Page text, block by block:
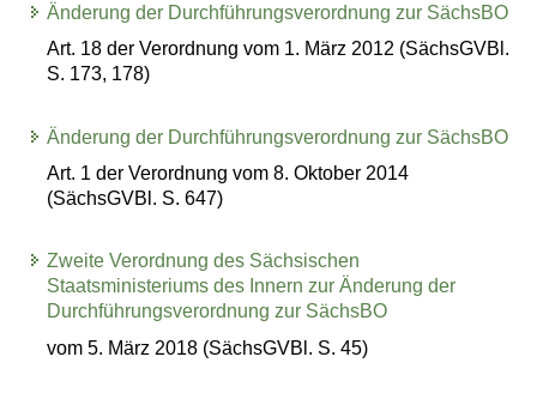
Änderung der Durchführungsverordnung zur SächsBO
Art. 18 der Verordnung vom 1. März 2012 (SächsGVBl.
S. 173, 178)
Änderung der Durchführungsverordnung zur SächsBO
Art. 1 der Verordnung vom 8. Oktober 2014
(SächsGVBl. S. 647)
Zweite Verordnung des Sächsischen
Staatsministeriums des Innern zur Änderung der
Durchführungsverordnung zur SächsBO
vom 5. März 2018 (SächsGVBl. S. 45)